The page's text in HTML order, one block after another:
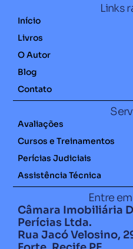
Links
Início
Livros
O Autor
Blog
Contato
Avaliações
Cursos e Treinamentos
Perícias Judiciais
Assistência Técnica
Entre
Câmara Imobiliária
Perícias Ltda.
Rua Jacó Velosino,